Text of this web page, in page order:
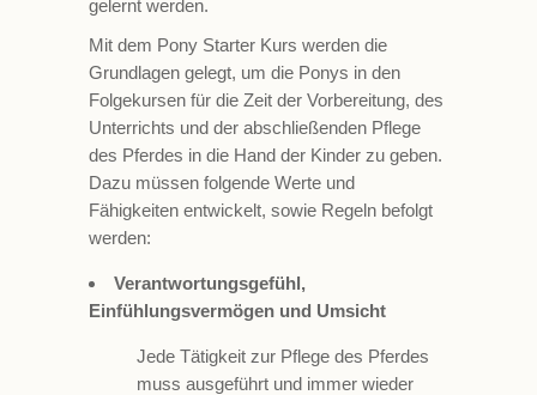
gelernt werden.
Mit dem Pony Starter Kurs werden die
Grundlagen gelegt, um die Ponys in den
Folgekursen für die Zeit der Vorbereitung, des
Unterrichts und der abschließenden Pflege
des Pferdes in die Hand der Kinder zu geben.
Dazu müssen folgende Werte und
Fähigkeiten entwickelt, sowie Regeln befolgt
werden:
Verantwortungsgefühl,
Einfühlungsvermögen und Umsicht
Jede Tätigkeit zur Pflege des Pferdes
muss ausgeführt und immer wieder